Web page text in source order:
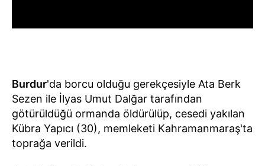
Burdur'da borcu olduğu gerekçesiyle Ata Berk
Sezen ile İlyas Umut Dalğar tarafından
götürüldüğü ormanda öldürülüp, cesedi yakılan
Kübra Yapıcı (30), memleketi Kahramanmaraş'ta
toprağa verildi.